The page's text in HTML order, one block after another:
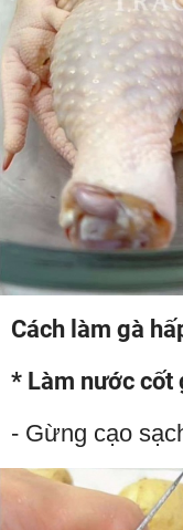
Cách làm gà
* Làm nước cốt
- Gừng cạo